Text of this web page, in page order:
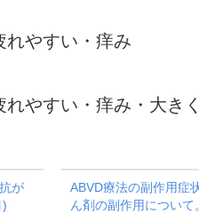
やすい・痒み
やすい・痒み・大き
が
)
ABVD療法の副作用症
ん剤の副作用について